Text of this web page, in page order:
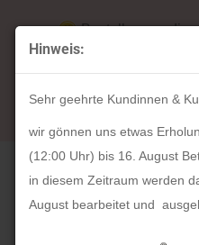
Hinweis:
Sehr geehrte Kundinnen &
wir gönnen uns etwas
(12:00 Uhr) bis 16. August
in diesem Zeitraum werden
August bearbeitet und
Bestellungen die
Betriebsferien (31. Juli
August) aufgegeben
17. August bearbeitet
« Erster « zurück weiter »
Artikel in dieser Kategorie
HOLZKERN Napali (28mm)